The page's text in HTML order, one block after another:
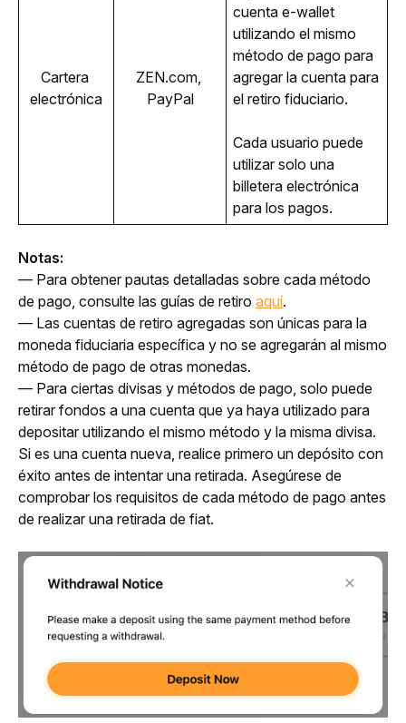
Cartera
electrónica
ZEN.com,
PayPal
cuenta e-wallet
utilizando el mismo
método de pago para
agregar la cuenta para
el retiro fiduciario.
Cada usuario puede
utilizar solo una
billetera electrónica
para los pagos.
Notas:
— Para obtener pautas detalladas sobre cada método
de pago, consulte las guías de retiro aquí.
— Las cuentas de retiro agregadas son únicas para la
moneda fiduciaria específica y no se agregarán al mismo
método de pago de otras monedas.
— Para ciertas divisas y métodos de pago, solo puede
retirar fondos a una cuenta que ya haya utilizado para
depositar utilizando el mismo método y la misma divisa.
Si es una cuenta nueva, realice primero un depósito con
éxito antes de intentar una retirada. Asegúrese de
comprobar los requisitos de cada método de pago antes
de realizar una retirada de fiat.